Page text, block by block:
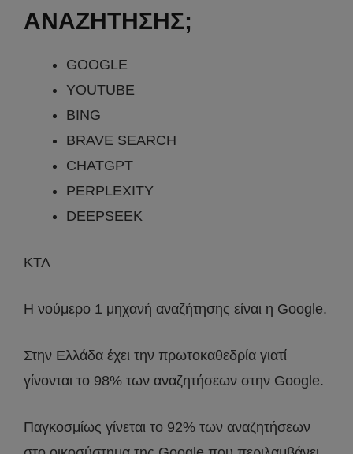
ΑΝΑΖΗΤΗΣΗΣ;
GOOGLE
YOUTUBE
BING
BRAVE SEARCH
CHATGPT
PERPLEXITY
DEEPSEEK
ΚΤΛ
Η νούμερο 1 μηχανή αναζήτησης είναι η Google.
Στην Ελλάδα έχει την πρωτοκαθεδρία γιατί
γίνονται το 98% των αναζητήσεων στην Google.
Παγκοσμίως γίνεται το 92% των αναζητήσεων